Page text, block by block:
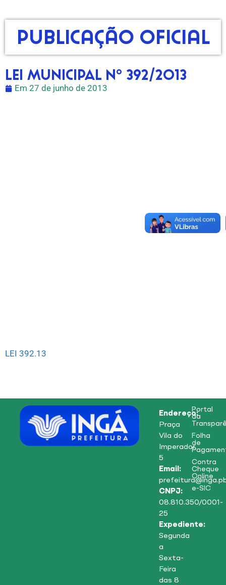
Publicação Oficial
LEI MUNICIPAL Nº 392/2013
Em 27 de junho de 2013
LEI 392.13
Endereço:
Praça
Vila do
Imperador,
5
Email:
CNPJ:
08.810.350/0001-
25
Expediente:
Segunda
a
Sexta-
Feira
das 8
Portal
da
Folha
de
Contra
Cheque
Online
e-SIC